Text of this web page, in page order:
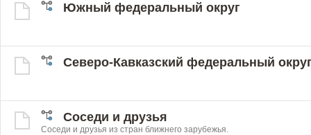
Южный федеральный округ
Северо-Кавказский федеральный
Соседи и друзья
Соседи и друзья из стран ближнего зарубежья.